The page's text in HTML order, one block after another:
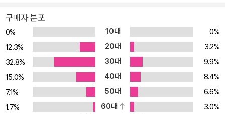
져다주는 힘이 나와 너, 우리 안에 있다는 것을 과학적으로 발견했다
는 사실은 무엇을 의미하는가? 이 힘을 매일 사용하는 방법을 안다면,
당신의 삶은 어떻게 달라질 것인가? 흥미롭게도, 이는 과거의 지혜 전
통에서 설명하는 세상의 작동 방식과 정확히 일치한다. (…) 디바인
매트릭스는 거대한 우주 스크린처럼 작용하여 우리의 감정과 믿음이
라는 비물리적 에너지(우리의 분노, 증오, 사랑, 연민, 이해 등)를 삶
이라는 물리적 매체 안에 투사하여 우리가 실제로 볼 수 있게 해준다.
디바인 매트릭스에서는 예술가와 작품 사이의 구별이 사라진다. 우리
구매자 분포
0% 10대
0%
12.3%
20대
3.2%
32.8%
30대
9.9%
15.0%
40대
8.4%
7.1%
50대
6.6%
1.7%
60대
3.0%